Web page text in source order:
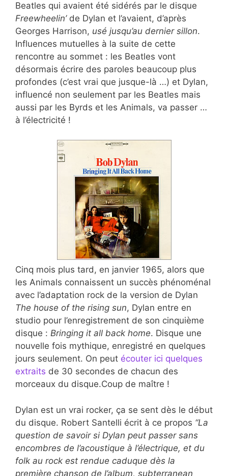
Beatles qui avaient été sidérés par le disque
Freewheelin’de Dylan et l’avaient, d’après
Georges Harrison, usé jusqu’au dernier sillon.
Influences mutuelles à la suite de cette
rencontre au sommet : les Beatles vont
désormais écrire des paroles beaucoup plus
profondes (c’est vrai que jusque-là …) et Dylan,
influencé non seulement par les Beatles mais
aussi par les Byrds et les Animals, va passer …
à l’électricité !
Cinq mois plus tard, en janvier 1965, alors que
les Animals connaissent un succès phénoménal
avec l’adaptation rock de la version de Dylan
The house of the rising sun, Dylan entre en
studio pour l’enregistrement de son cinquième
disque : Bringing it all back home. Disque une
nouvelle fois mythique, enregistré en quelques
jours seulement. On peut écouter ici quelques
extraits de 30 secondes de chacun des
morceaux du disque.Coup de maître !
Dylan est un vrai rocker, ça se sent dès le début
du disque. Robert Santelli écrit à ce propos “La
question de savoir si Dylan peut passer sans
encombres de l’acoustique à l’électrique, et du
folk au rock est rendue caduque dès la
première chanson de l’album, subterranean